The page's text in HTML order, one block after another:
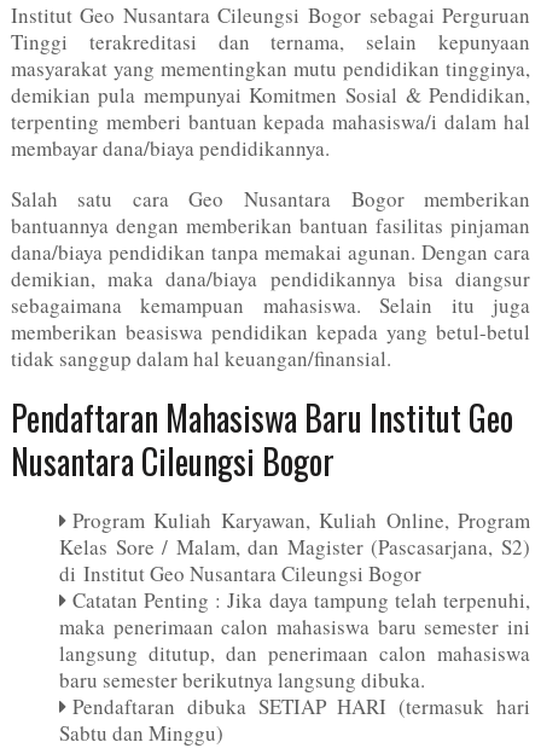
Institut Geo Nusantara Cileungsi Bogor sebagai Perguruan
Tinggi terakreditasi dan ternama, selain kepunyaan
masyarakat yang mementingkan mutu pendidikan tingginya,
demikian pula mempunyai Komitmen Sosial & Pendidikan,
terpenting memberi bantuan kepada mahasiswa/i dalam hal
membayar dana/biaya pendidikannya.
Salah satu cara Geo Nusantara Bogor memberikan
bantuannya dengan memberikan bantuan fasilitas pinjaman
dana/biaya pendidikan tanpa memakai agunan. Dengan cara
demikian, maka dana/biaya pendidikannya bisa diangsur
sebagaimana kemampuan mahasiswa. Selain itu juga
memberikan beasiswa pendidikan kepada yang betul-betul
tidak sanggup dalam hal keuangan/finansial.
Pendaftaran Mahasiswa Baru Institut Geo
Nusantara Cileungsi Bogor
Program Kuliah Karyawan, Kuliah Online, Program
Kelas Sore / Malam, dan Magister (Pascasarjana, S2)
di Institut Geo Nusantara Cileungsi Bogor
Catatan Penting : Jika daya tampung telah terpenuhi,
maka penerimaan calon mahasiswa baru semester ini
langsung ditutup, dan penerimaan calon mahasiswa
baru semester berikutnya langsung dibuka.
Pendaftaran dibuka SETIAP HARI (termasuk hari
Sabtu dan Minggu)